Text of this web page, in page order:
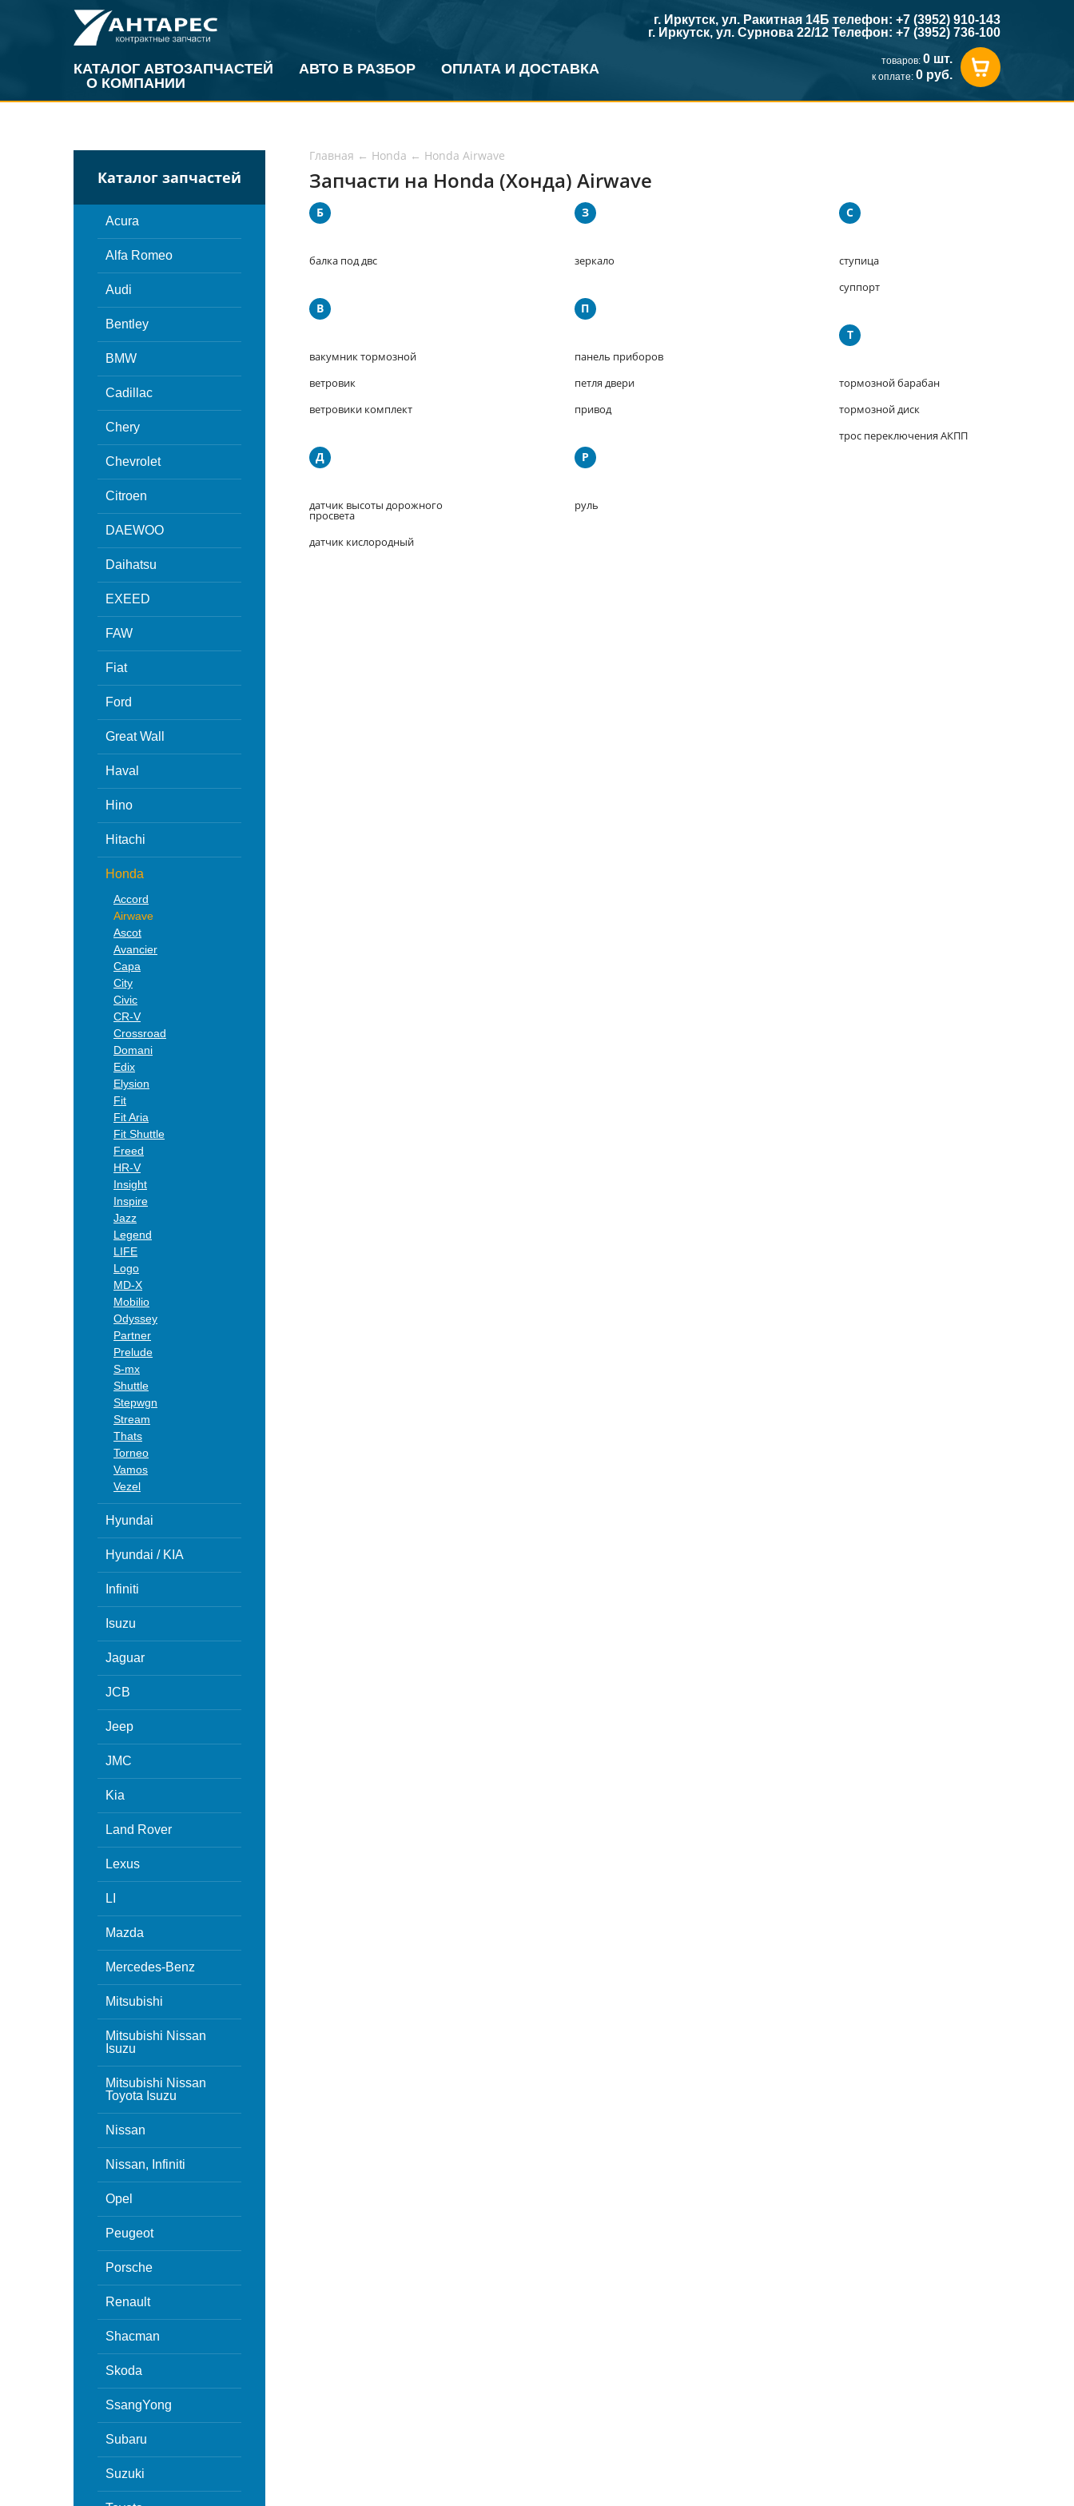
КАТАЛОГ АВТОЗАПЧАСТЕЙ АВТО В РАЗБОР
ОПЛАТА И ДОСТАВКА
О КОМПАНИИ
г. Иркутск, ул. Ракитная 14Б телефон: +7 (3952) 910-143
г. Иркутск, ул. Сурнова 22/12 Телефон: +7 (3952) 736-100
товаров: 0 шт.
к оплате: 0 руб.
Каталог запчастей
Acura
Alfa Romeo
Audi
Bentley
BMW
Cadillac
Chery
Chevrolet
Citroen
DAEWOO
Daihatsu
EXEED
FAW
Fiat
Ford
Great Wall
Haval
Hino
Hitachi
Honda
Accord
Airwave
Ascot
Avancier
Capa
City
Civic
CR-V
Crossroad
Domani
Edix
Elysion
Fit
Fit Aria
Fit Shuttle
Freed
HR-V
Insight
Inspire
Jazz
Legend
LIFE
Logo
MD-X
Mobilio
Odyssey
Partner
Prelude
S-mx
Shuttle
Stepwgn
Stream
Thats
Torneo
Vamos
Vezel
Hyundai
Hyundai / KIA
Infiniti
Isuzu
Jaguar
JCB
Jeep
JMC
Kia
Land Rover
Lexus
LI
Mazda
Mercedes-Benz
Mitsubishi
Mitsubishi Nissan
Isuzu
Mitsubishi Nissan
Toyota Isuzu
Nissan
Nissan, Infiniti
Opel
Peugeot
Porsche
Renault
Shacman
Skoda
SsangYong
Subaru
Suzuki
Главная ← Honda ← Honda Airwave
Запчасти на Honda (Хонда) Airwave
Б
балка под двс
В
вакумник тормозной
ветровик
ветровики комплект
Д
датчик высоты дорожного
просвета
датчик кислородный
З
зеркало
П
панель приборов
петля двери
привод
Р
руль
С
ступица
суппорт
Т
тормозной барабан
тормозной диск
трос переключения АКПП